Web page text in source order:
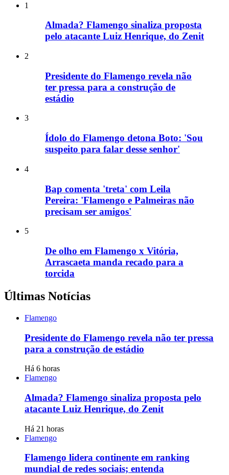
1
Almada? Flamengo sinaliza proposta
pelo atacante Luiz Henrique, do Zenit
2
Presidente do Flamengo revela não
ter pressa para a construção de
estádio
3
Ídolo do Flamengo detona Boto: 'Sou
suspeito para falar desse senhor'
4
Bap comenta 'treta' com Leila
Pereira: 'Flamengo e Palmeiras não
precisam ser amigos'
5
De olho em Flamengo x Vitória,
Arrascaeta manda recado para a
torcida
Últimas Notícias
Flamengo
Presidente do Flamengo revela não ter pressa
para a construção de estádio
Há 6 horas
Flamengo
Almada? Flamengo sinaliza proposta pelo
atacante Luiz Henrique, do Zenit
Há 21 horas
Flamengo
Flamengo lidera continente em ranking
mundial de redes sociais; entenda